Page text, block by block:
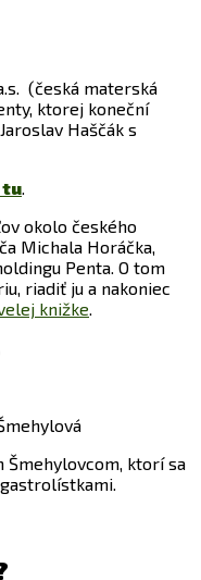
(česká materská
ktorej koneční
Haščák s
tu.
okolo českého
Michala Horáčka,
Penta. O tom
riadiť ju a nakoniec
knižke.
ktorí sa